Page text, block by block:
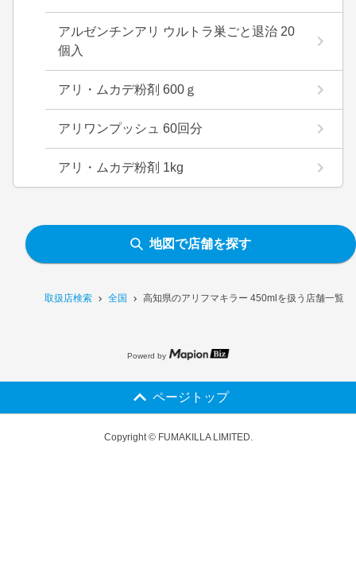
取扱店検索 全国 高知県のアリフマキラー 450mlを扱う店舗一覧
アルゼンチンアリ ウルトラ巣ごと退治 20
個入
アリ・ムカデ粉剤 600ｇ
アリワンプッシュ 60回分
アリ・ムカデ粉剤 1kg
地図で店舗を探す
Powerd by
ページトップ
Copyright © FUMAKILLA LIMITED.